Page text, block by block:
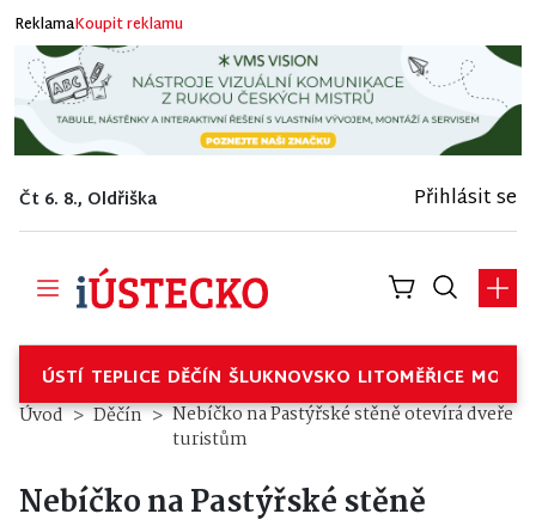
ReklamaKoupit reklamu
Čt 6. 8., Oldřiška Přihlásit se
ÚSTÍ TEPLICE DĚČÍN ŠLUKNOVSKO LITOMĚŘICE
Úvod Děčín
Nebíčko na Pastýřské stěně otevírá dveře
turistům
Nebíčko na Pastýřské stěně